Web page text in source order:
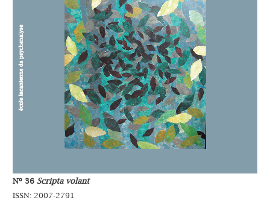
Nº 36 Scripta volant
ISSN: 2007-2791